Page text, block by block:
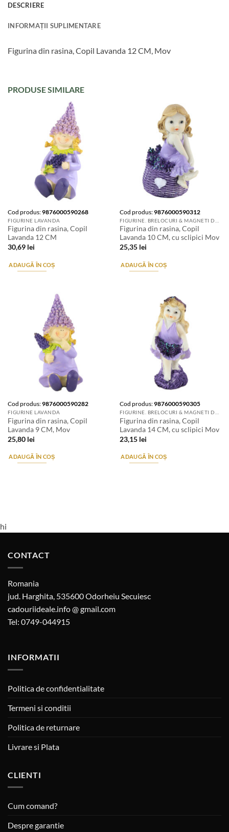
DESCRIERE
INFORMAȚII SUPLIMENTARE
Figurina din rasina, Copil Lavanda 12 CM, Mov
PRODUSE SIMILARE
Cod produs:9876000590268
FIGURINE LAVANDA
Figurina din rasina, Copil
Lavanda 12 CM
30,69 lei
ADAUGĂ ÎN COȘ
Cod produs:9876000590312
Figurina din rasina, Copil
Lavanda 10 CM, cu sclipici Mov
25,35 lei
ADAUGĂ ÎN COȘ
Cod produs:9876000590282
FIGURINE LAVANDA
Figurina din rasina, Copil
Lavanda 9 CM, Mov
25,80 lei
ADAUGĂ ÎN COȘ
Cod produs:9876000590305
FIGURINE. BRELOCURI & MAGNETI DE FRIGIDER
Figurina din rasina, Copil
Lavanda 14 CM, cu sclipici Mov
23,15 lei
ADAUGĂ ÎN COȘ
hi
CONTACT
Romania
jud. Harghita, 535600 Odorheiu Secuiesc
cadouriideale.info @ gmail.com
Tel: 0749-044915
INFORMATII
Politica de confidentialitate
Termeni si conditii
Politica de returnare
Livrare si Plata
CLIENTI
Cum comand?
Despre garantie